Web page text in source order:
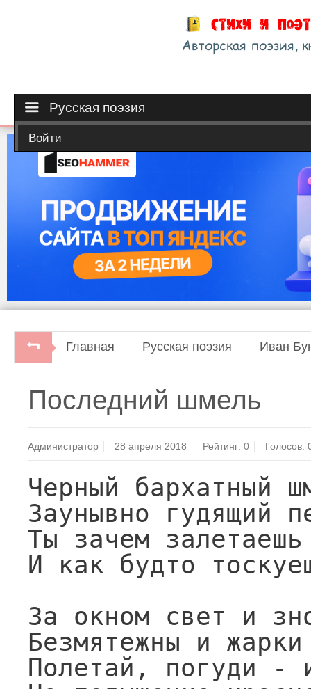
Русская поэзия
Войти
Главная Русская поэзия Иван
Последний шмель
Администратор 28 апреля 2018 Рейтинг:0 Голосов:
Черный бархатный
Заунывно гудящий
Ты зачем
И как будто
За окном свет и
Безмятежны и
Полетай, погуди -